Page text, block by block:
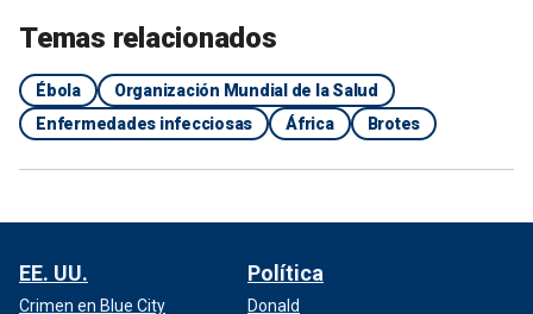
Temas relacionados
Ébola
Organización Mundial de la Salud
Enfermedades infecciosas
África Brotes
EE. UU.
Crimen en Blue City
Política
Donald